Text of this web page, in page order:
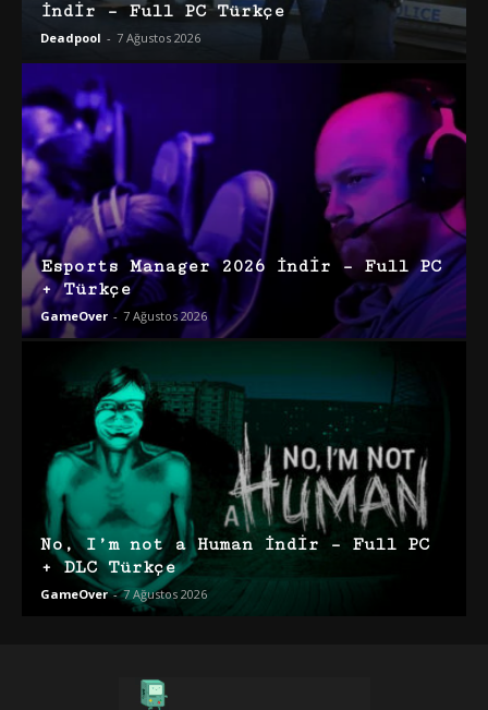
İndir – Full PC Türkçe
Deadpool - 7 Ağustos 2026
Esports Manager 2026 İndir – Full PC
+ Türkçe
GameOver - 7 Ağustos 2026
No, I’m not a Human İndir – Full PC
+ DLC Türkçe
GameOver - 7 Ağustos 2026